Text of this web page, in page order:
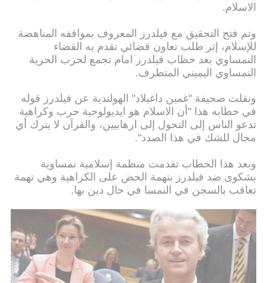
الاسلام.
وتم فتح التحقيق مع فيلدرز المعروف بمواقفه المناهضة
للإسلام، إثر طلب تعاون قضائي تقدم به القضاء
النمساوي بعد خطاب فيلدرز امام تجمع لحزب الحرية
النمساوي اليميني المتطرف.
ونقلت صحيفة "غمين داغبلاد" الهولندية عن فيلدرز قوله
في خطابه هذا "أن الاسلام هو ايديولوجية حرب وكراهية
تدعو الناس إلى التحول إلى ارهابيين، والقرآن لا يترك أي
مجال للشك في هذا الصدد".
وبعد هذا الخطاب تقدمت منظمة إسلامية نمساوية
بشكوى ضد فيلدرز بتهمة الحض على الكراهية وهي تهمة
تعاقب بالسجن في النمسا في حال دين بها.